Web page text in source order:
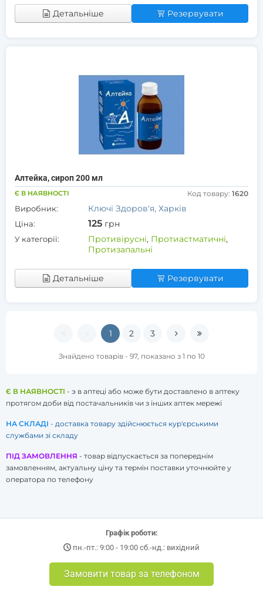
Детальніше Резервувати
Алтейка, сироп 200 мл
Є В НАЯВНОСТІ Код товару: 1620
Виробник: Ключі Здоров'я, Харків
Ціна: 125 грн
У категорії: Противірусні, Протиастматичні,
Протизапальні
Детальніше Резервувати
1 2 3
Знайдено товарів - 97, показано з 1 по 10
Є В НАЯВНОСТІ - э в аптеці або може бути доставлено в аптеку
протягом доби від постачальників чи з інших аптек мережі
НА СКЛАДІ - доставка товару здійснюється кур'єрськими
службами зі складу
ПІД ЗАМОВЛЕННЯ - товар відпускається за попереднім
замовленням, актуальну ціну та термін поставки уточнюйте у
оператора по телефону
Графік роботи:
пн.-пт.: 9:00 - 19:00 сб.-нд.: вихідний
Замовити товар за телефоном